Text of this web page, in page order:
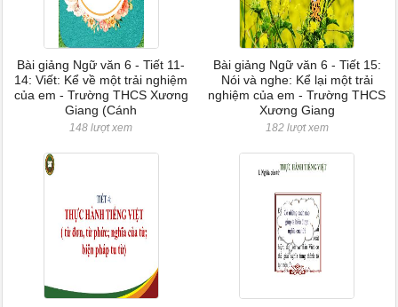
Bài giảng Ngữ văn 6 - Tiết 11-
14: Viết: Kể về một trải nghiệm
của em - Trường THCS Xương
Giang (Cánh
148 lượt xem
Bài giảng Ngữ văn 6 - Tiết 15:
Nói và nghe: Kể lại một trải
nghiệm của em - Trường THCS
Xương Giang
182 lượt xem